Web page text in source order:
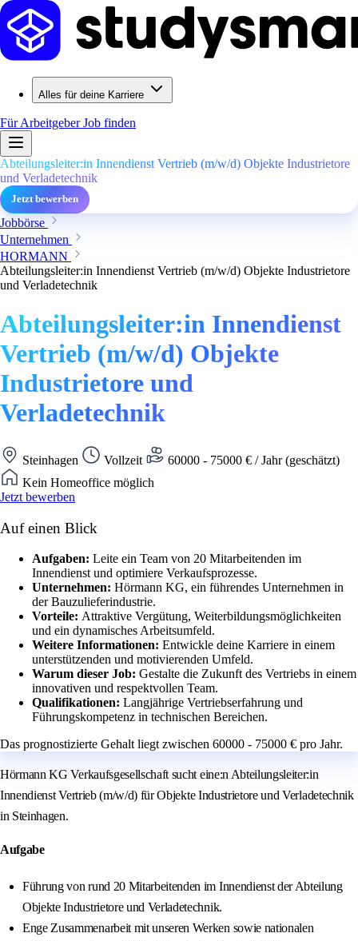
Alles für deine Karriere
Für ArbeitgeberJob finden
Abteilungsleiter:in Innendienst Vertrieb (m/w/d) Objekte Industrietore
und Verladetechnik
Jetzt bewerben
Jobbörse
Unternehmen
HORMANN
Abteilungsleiter:in Innendienst Vertrieb (m/w/d) Objekte Industrietore
und Verladetechnik
Abteilungsleiter:in Innendienst
Vertrieb (m/w/d) Objekte
Industrietore und
Verladetechnik
Steinhagen Vollzeit
60000 - 75000 € / Jahr (geschätzt)
Kein Homeoffice möglich
Jetzt bewerben
Auf einen Blick
Aufgaben: Leite ein Team von 20 Mitarbeitenden im
Innendienst und optimiere Verkaufsprozesse.
Unternehmen: Hörmann KG, ein führendes Unternehmen in
der Bauzulieferindustrie.
Vorteile: Attraktive Vergütung, Weiterbildungsmöglichkeiten
und ein dynamisches Arbeitsumfeld.
Weitere Informationen: Entwickle deine Karriere in einem
unterstützenden und motivierenden Umfeld.
Warum dieser Job: Gestalte die Zukunft des Vertriebs in einem
innovativen und respektvollen Team.
Qualifikationen: Langjährige Vertriebserfahrung und
Führungskompetenz in technischen Bereichen.
Das prognostizierte Gehalt liegt zwischen 60000 - 75000 € pro Jahr.
Hörmann KG Verkaufsgesellschaft sucht eine:n Abteilungsleiter:in
Innendienst Vertrieb (m/w/d) für Objekte Industrietore und Verladetechnik
in Steinhagen.
Aufgabe
Führung von rund 20 Mitarbeitenden im Innendienst der Abteilung
Objekte Industrietore und Verladetechnik.
Enge Zusammenarbeit mit unseren Werken sowie nationalen